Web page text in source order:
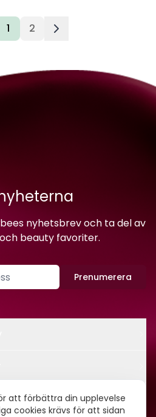
att förbättra din upplevelse
cookies krävs för att sidan
1 2
nyhetsbrev och ta del av
beauty favoriter.
Prenumerera